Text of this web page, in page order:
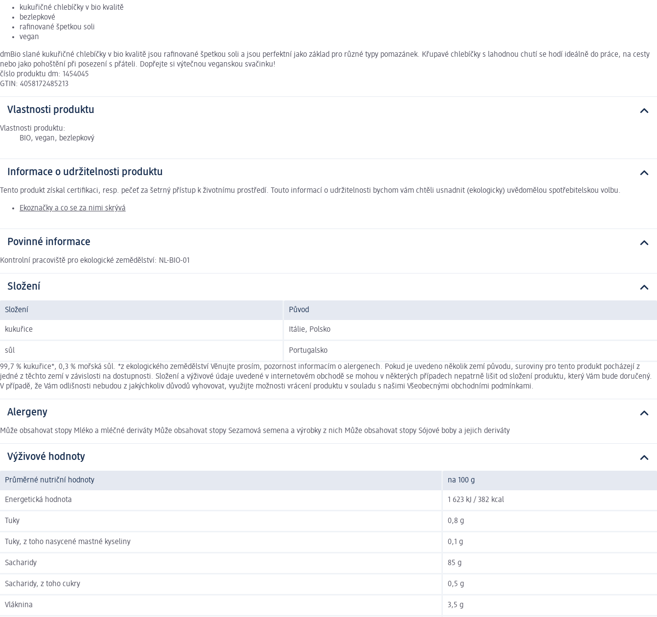
kukuřičné chlebíčky v bio kvalitě
bezlepkové
rafinované špetkou soli
vegan
dmBio slané kukuřičné chlebíčky v bio kvalitě jsou rafinované špetkou soli a jsou perfektní jako základ pro různé typy pomazánek. Křupavé chlebíčky s lahodnou chutí se hodí ideálně do práce, na cesty
nebo jako pohoštění při posezení s přáteli. Dopřejte si výtečnou veganskou svačinku!
číslo produktu dm: 1454045
GTIN: 4058172485213
Vlastnosti produktu
Vlastnosti produktu:
BIO, vegan, bezlepkový
Informace o udržitelnosti produktu
Tento produkt získal certifikaci, resp. pečeť za šetrný přístup k životnímu prostředí. Touto informací o udržitelnosti bychom vám chtěli usnadnit (ekologicky) uvědomělou spotřebitelskou volbu.
Ekoznačky a co se za nimi skrývá
Povinné informace
Kontrolní pracoviště pro ekologické zemědělství: NL-BIO-01
Složení
Složení Původ
kukuřice Itálie, Polsko
sůl Portugalsko
99,7 % kukuřice*, 0,3 % mořská sůl. *z ekologického zemědělství Věnujte prosím, pozornost informacím o alergenech. Pokud je uvedeno několik zemí původu, suroviny pro tento produkt pocházejí z
jedné z těchto zemí v závislosti na dostupnosti. Složení a výživové údaje uvedené v internetovém obchodě se mohou v některých případech nepatrně lišit od složení produktu, který Vám bude doručený.
V případě, že Vám odlišnosti nebudou z jakýchkoliv důvodů vyhovovat, využijte možnosti vrácení produktu v souladu s našimi Všeobecnými obchodními podmínkami.
Alergeny
Může obsahovat stopy Mléko a mléčné deriváty Může obsahovat stopy Sezamová semena a výrobky z nich Může obsahovat stopy Sójové boby a jejich deriváty
Výživové hodnoty
Průměrné nutriční hodnoty na 100 g
Energetická hodnota 1 623 kJ / 382 kcal
Tuky 0,8 g
Tuky, z toho nasycené mastné kyseliny 0,1 g
Sacharidy 85 g
Sacharidy, z toho cukry 0,5 g
Vláknina 3,5 g